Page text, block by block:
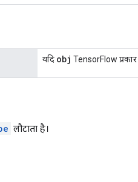
यदि obj TensorFlow
लौटाता है।